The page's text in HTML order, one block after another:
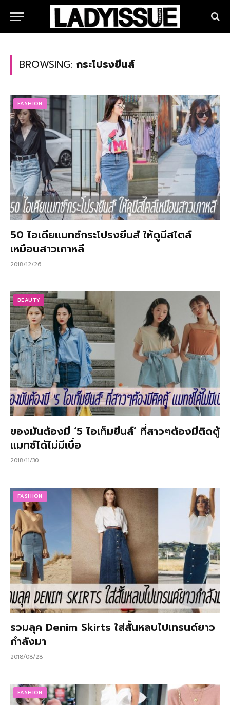
BROWSING: กระโปรงยีนส์
FASHION
50 ไอเดียแมทช์กระโปรงยีนส์ ให้ดูมีสไตล์
เหมือนสาวเกาหลี
2018/12/26
BEAUTY
ของมันต้องมี ‘5 ไอเท็มยีนส์’ ที่สาวๆต้องมีติดตู้
แมทช์ได้ไม่มีเบื่อ
2018/11/30
FASHION
รวมลุค Denim Skirts ใส่สั้นหลบไปเทรนด์ยาว
กำลังมา
2018/08/28
FASHION